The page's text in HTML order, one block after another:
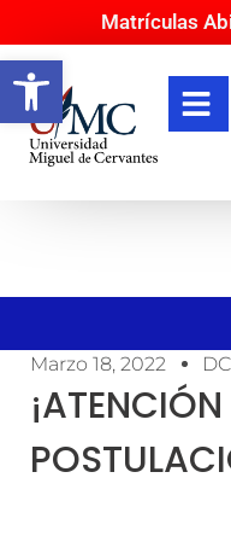
Abrir barra
Matrículas
Marzo 18, 2022